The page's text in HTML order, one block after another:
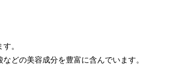
。
などの美容成分を豊富に含んでいます。